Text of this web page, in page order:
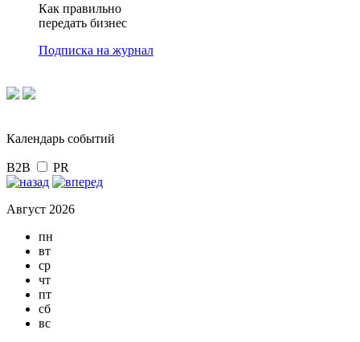
Как правильно
передать бизнес
Подписка на журнал
Календарь событий
B2B PR
Август 2026
пн
вт
ср
чт
пт
сб
вс